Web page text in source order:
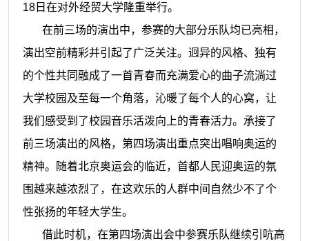
18日在对外经贸大学隆重举行。
在前三场的演出中，参赛的大部分乐队均已亮相，
演出空前精彩并引起了广泛关注。迥异的风格、独有
的个性共同融成了一首青春而充满爱心的曲子流淌过
大学校园及至每一个角落，沁暖了每个人的心窝，让
我们感受到了校园音乐活泼向上的青春活力。承接了
前三场演出的风格，第四场演出重点突出唱响奥运的
精神。随着北京奥运会的临近，首都人民迎奥运的氛
围越来越浓烈了，在这欢乐的人群中间自然少不了个
性张扬的年轻大学生。
借此时机，在第四场演出会中参赛乐队继续引吭高